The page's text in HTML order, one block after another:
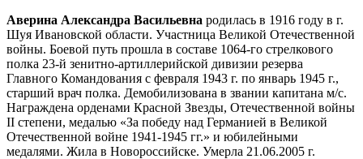
Аверина Александра Васильевна родилась в 1916 году в г.
Шуя Ивановской области. Участница Великой Отечественной
войны. Боевой путь прошла в составе 1064-го стрелкового
полка 23-й зенитно-артиллерийской дивизии резерва
Главного Командования с февраля 1943 г. по январь 1945 г.,
старший врач полка. Демобилизована в звании капитана м/с.
Награждена орденами Красной Звезды, Отечественной войны
II степени, медалью «За победу над Германией в Великой
Отечественной войне 1941-1945 гг.» и юбилейными
медалями. Жила в Новороссийске. Умерла 21.06.2005 г.